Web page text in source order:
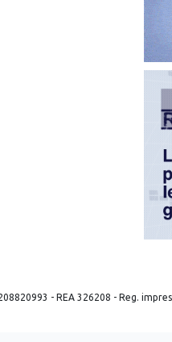
- REA 326208 - Reg.